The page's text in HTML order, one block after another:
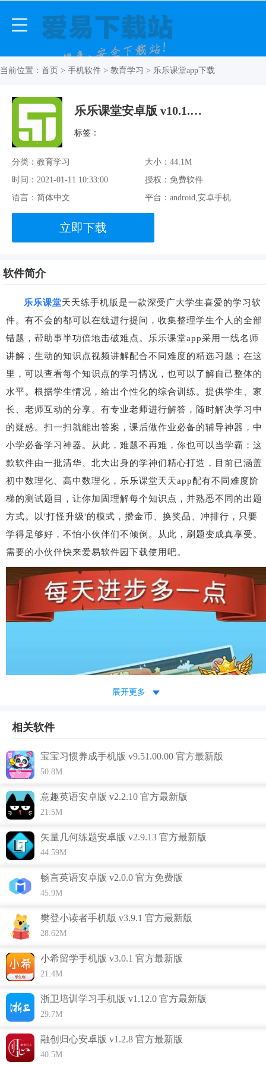
当前位置： 首页 > 手机软件 > 教育学习 > 乐乐课堂app下载
乐乐课堂安卓版 v10.1.0 最新免费版
标签：
分类：教育学习
大小：44.1M
时间：2021-01-11 10:33:00
授权：免费软件
语言：简体中文
平台：android,安卓手机
立即下载
软件简介
乐乐课堂天天练手机版是一款深受广大学生喜爱的学习软
件。有不会的都可以在线进行提问，收集整理学生个人的全部
错题，帮助事半功倍地击破难点。乐乐课堂app采用一线名师
讲解，生动的知识点视频讲解配合不同难度的精选习题；在这
里，可以查看每个知识点的学习情况，也可以了解自己整体的
水平。根据学生情况，给出个性化的综合训练。提供学生、家
长、老师互动的分享。有专业老师进行解答，随时解决学习中
的疑惑。扫一扫就能出答案，课后做作业必备的辅导神器，中
小学必备学习神器。从此，难题不再难，你也可以当学霸；这
款软件由一批清华、北大出身的学神们精心打造，目前已涵盖
初中数理化、高中数理化，乐乐课堂天天app配有不同难度阶
梯的测试题目，让你加固理解每个知识点，并熟悉不同的出题
方式。以'打怪升级'的模式，攒金币、换奖品、冲排行，只要
学得足够好，不怕小伙伴们不倾倒。从此，刷题变成真享受。
需要的小伙伴快来爱易软件园下载使用吧。
乐乐课堂功能介绍
1、以打怪升级的模式，攒金币、冲排行，只要学得足够好，
不怕小伙伴们不倾倒，从此，刷题变成真享受。
展开更多
相关软件
宝宝习惯养成手机版 v9.51.00.00 官方最新版
50.8M
意趣英语安卓版 v2.2.10 官方最新版
21.5M
矢量几何练题安卓版 v2.9.13 官方最新版
44.59M
畅言英语安卓版 v2.0.0 官方免费版
45.9M
樊登小读者手机版 v3.9.1 官方最新版
28.62M
小希留学手机版 v3.0.1 官方最新版
21.4M
浙卫培训学习手机版 v1.12.0 官方最新版
29.7M
融创归心安卓版 v1.2.8 官方最新版
40.5M